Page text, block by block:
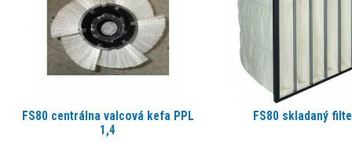
FS80 centrálna valcová kefa PPL
1,4
FS80 skladaný